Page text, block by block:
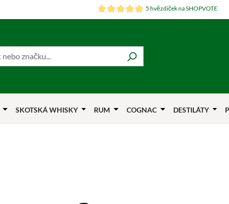
5 hvězdiček na SHOPVOTE
SKOTSKÁ WHISKY RUM COGNAC DESTILÁTY